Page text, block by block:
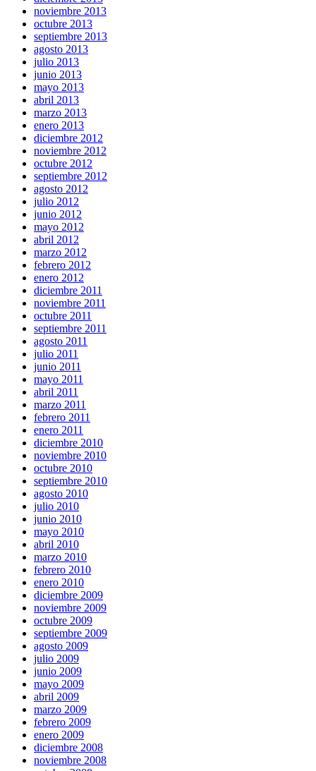
noviembre 2013
octubre 2013
septiembre 2013
agosto 2013
julio 2013
junio 2013
mayo 2013
abril 2013
marzo 2013
enero 2013
diciembre 2012
noviembre 2012
octubre 2012
septiembre 2012
agosto 2012
julio 2012
junio 2012
mayo 2012
abril 2012
marzo 2012
febrero 2012
enero 2012
diciembre 2011
noviembre 2011
octubre 2011
septiembre 2011
agosto 2011
julio 2011
junio 2011
mayo 2011
abril 2011
marzo 2011
febrero 2011
enero 2011
diciembre 2010
noviembre 2010
octubre 2010
septiembre 2010
agosto 2010
julio 2010
junio 2010
mayo 2010
abril 2010
marzo 2010
febrero 2010
enero 2010
diciembre 2009
noviembre 2009
octubre 2009
septiembre 2009
agosto 2009
julio 2009
junio 2009
mayo 2009
abril 2009
marzo 2009
febrero 2009
enero 2009
diciembre 2008
noviembre 2008